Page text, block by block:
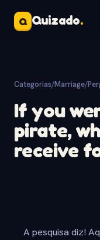
Q Quizado.
Categorias/Marriage/
If you
pirate,
receive
A pesquisa diz!